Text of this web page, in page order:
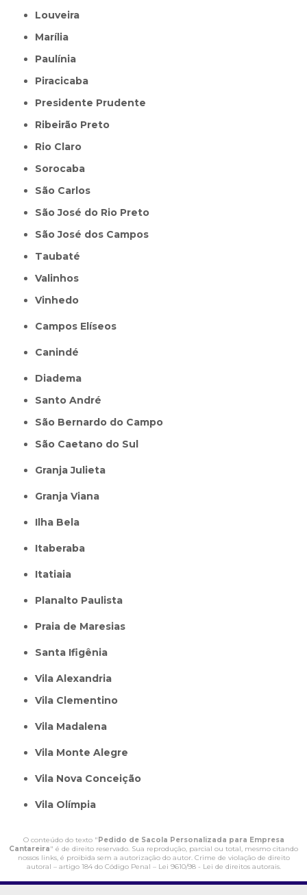
Louveira
Marília
Paulínia
Piracicaba
Presidente Prudente
Ribeirão Preto
Rio Claro
Sorocaba
São Carlos
São José do Rio Preto
São José dos Campos
Taubaté
Valinhos
Vinhedo
Campos Elíseos
Canindé
Diadema
Santo André
São Bernardo do Campo
São Caetano do Sul
Granja Julieta
Granja Viana
Ilha Bela
Itaberaba
itatiaia
Planalto Paulista
Praia de Maresias
Santa Ifigênia
Vila Alexandria
Vila Clementino
Vila Madalena
Vila Monte Alegre
Vila Nova Conceição
Vila Olímpia
O conteúdo do texto "Pedido de Sacola Personalizada para Empresa
Cantareira" é de direito reservado. Sua reprodução, parcial ou total, mesmo citando
nossos links, é proibida sem a autorização do autor. Crime de violação de direito
autoral – artigo 184 do Código Penal – Lei 9610/98 - Lei de direitos autorais.